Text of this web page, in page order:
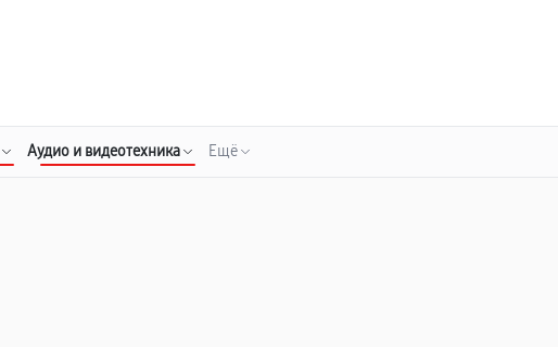
Аудио и видеотехника Ещё